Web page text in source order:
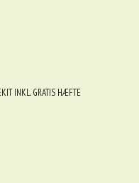
INKL. GRATIS HÆFTE